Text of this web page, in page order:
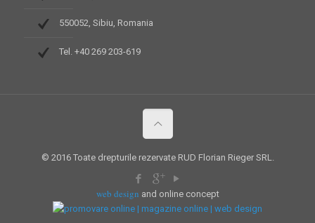
550052, Sibiu, Romania
Tel. +40 269 203-619
© 2016 Toate drepturile rezervate RUD Florian Rieger SRL.
web design and online concept